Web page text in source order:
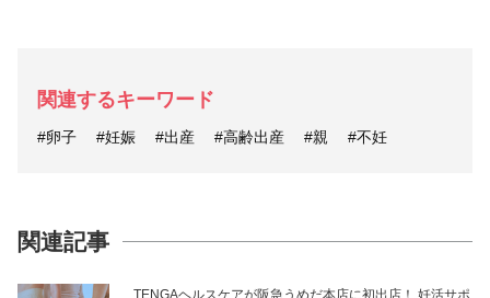
関連するキーワード
#卵子 #妊娠 #出産 #高齢出産 #親 #不妊
関連記事
TENGAヘルスケアが阪急うめだ本店に初出店！ 妊活サポ